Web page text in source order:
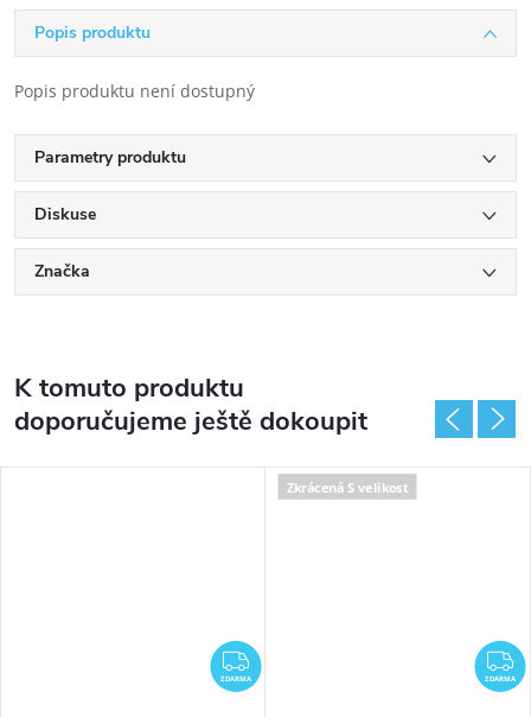
Popis produktu
Popis produktu není dostupný
Parametry produktu
Diskuse
Značka
K tomuto produktu
doporučujeme ještě dokoupit
ZDARMA
ZDARMA
Zkrácená S velikost
ZDARMA